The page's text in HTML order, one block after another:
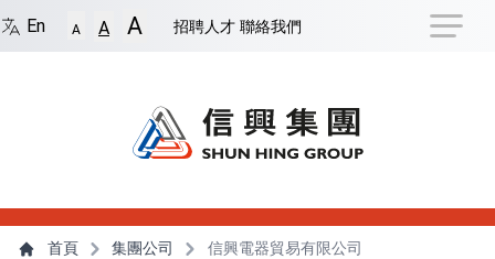
回到首頁 跳到捷徑選項 跳到主導航選單 跳至
En A A A 招聘人才 聯絡我們
主內容首頁 集團公司 信興電器貿易有限公司